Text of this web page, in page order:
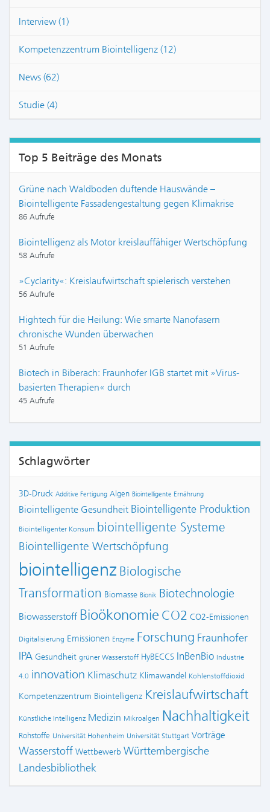
Interview (1)
Kompetenzzentrum Biointelligenz (12)
News (62)
Studie (4)
Top 5 Beiträge des Monats
Grüne nach Waldboden duftende Hauswände –
Biointelligente Fassadengestaltung gegen Klimakrise
86 Aufrufe
Biointelligenz als Motor kreislauffähiger Wertschöpfung
58 Aufrufe
»Cyclarity«: Kreislaufwirtschaft spielerisch verstehen
56 Aufrufe
Hightech für die Heilung: Wie smarte Nanofasern
chronische Wunden überwachen
51 Aufrufe
Biotech in Biberach: Fraunhofer IGB startet mit »Virus-
basierten Therapien« durch
45 Aufrufe
Schlagwörter
3D-Druck Additive Fertigung Algen Biointelligente Ernährung
Biointelligente Gesundheit Biointelligente Produktion
Biointelligenter Konsum biointelligente Systeme
Biointelligente Wertschöpfung
biointelligenz Biologische
Transformation Biomasse Bionik Biotechnologie
Biowasserstoff Bioökonomie CO2 CO2-Emissionen
Digitalisierung Emissionen Enzyme Forschung Fraunhofer
IPA Gesundheit grüner Wasserstoff HyBECCS InBenBio Industrie
4.0 innovation Klimaschutz Klimawandel Kohlenstoffdioxid
Kompetenzzentrum Biointelligenz Kreislaufwirtschaft
Künstliche Intelligenz Medizin Mikroalgen Nachhaltigkeit
Rohstoffe Universität Hohenheim Universität Stuttgart Vorträge
Wasserstoff Wettbewerb Württembergische
Landesbibliothek